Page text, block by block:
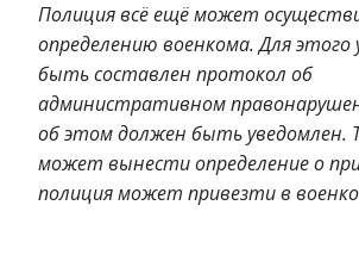
Полиция всё ещё может
определению военкома. Для
быть составлен протокол об
административном
об этом должен быть уведомлен.
может вынести определение о
полиция может привезти в